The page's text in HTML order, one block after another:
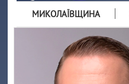
МИКОЛАЇВЩИНА